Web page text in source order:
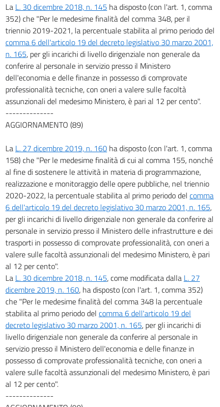
La L. 30 dicembre 2018, n. 145 ha disposto (con l'art. 1, comma
352) che "Per le medesime finalità del comma 348, per il
triennio 2019-2021, la percentuale stabilita al primo periodo del
comma 6 dell'articolo 19 del decreto legislativo 30 marzo 2001,
n. 165, per gli incarichi di livello dirigenziale non generale da
conferire al personale in servizio presso il Ministero
dell'economia e delle finanze in possesso di comprovate
professionalità tecniche, con oneri a valere sulle facoltà
assunzionali del medesimo Ministero, è pari al 12 per cento".
--------------
AGGIORNAMENTO (89)
La L. 27 dicembre 2019, n. 160 ha disposto (con l'art. 1, comma
158) che "Per le medesime finalità di cui al comma 155, nonché
al fine di sostenere le attività in materia di programmazione,
realizzazione e monitoraggio delle opere pubbliche, nel triennio
2020-2022, la percentuale stabilita al primo periodo del comma
6 dell'articolo 19 del decreto legislativo 30 marzo 2001, n. 165,
per gli incarichi di livello dirigenziale non generale da conferire al
personale in servizio presso il Ministero delle infrastrutture e dei
trasporti in possesso di comprovate professionalità, con oneri a
valere sulle facoltà assunzionali del medesimo Ministero, è pari
al 12 per cento".
La L. 30 dicembre 2018, n. 145, come modificata dalla L. 27
dicembre 2019, n. 160, ha disposto (con l'art. 1, comma 352)
che "Per le medesime finalità del comma 348 la percentuale
stabilita al primo periodo del comma 6 dell'articolo 19 del
decreto legislativo 30 marzo 2001, n. 165, per gli incarichi di
livello dirigenziale non generale da conferire al personale in
servizio presso il Ministero dell'economia e delle finanze in
possesso di comprovate professionalità tecniche, con oneri a
valere sulle facoltà assunzionali del medesimo Ministero, è pari
al 12 per cento".
--------------